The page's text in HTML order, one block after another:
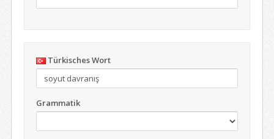
Türkisches Wort
Grammatik